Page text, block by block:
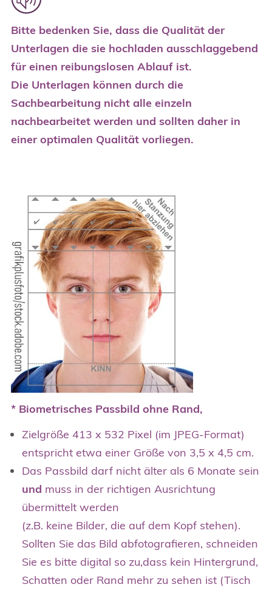
Bitte bedenken Sie, dass die Qualität der
Unterlagen die sie hochladen ausschlaggebend
für einen reibungslosen Ablauf ist.
Die Unterlagen können durch die
Sachbearbeitung nicht alle einzeln
nachbearbeitet werden und sollten daher in
einer optimalen Qualität vorliegen.
* Biometrisches Passbild ohne Rand,
Zielgröße 413 x 532 Pixel (im JPEG-Format)
entspricht etwa einer Größe von 3,5 x 4,5 cm.
Das Passbild darf nicht älter als 6 Monate sein
und muss in der richtigen Ausrichtung
übermittelt werden
(z.B. keine Bilder, die auf dem Kopf stehen).
Sollten Sie das Bild abfotografieren, schneiden
Sie es bitte digital so zu,dass kein Hintergrund,
Schatten oder Rand mehr zu sehen ist (Tisch